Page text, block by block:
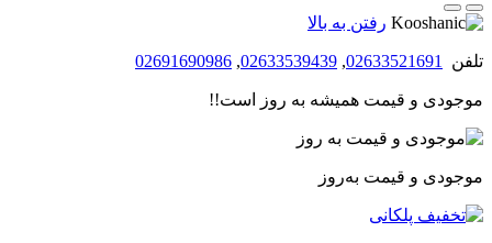
رفتن به بالا
تلفن 02633521691
,
02633539439
,
02691690986
موجودی و قیمت همیشه به روز است!!
موجودی و قیمت به‌روز